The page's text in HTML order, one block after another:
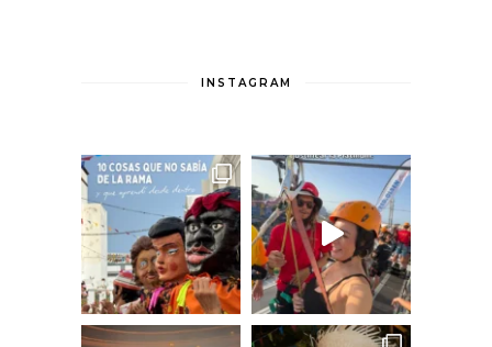
INSTAGRAM